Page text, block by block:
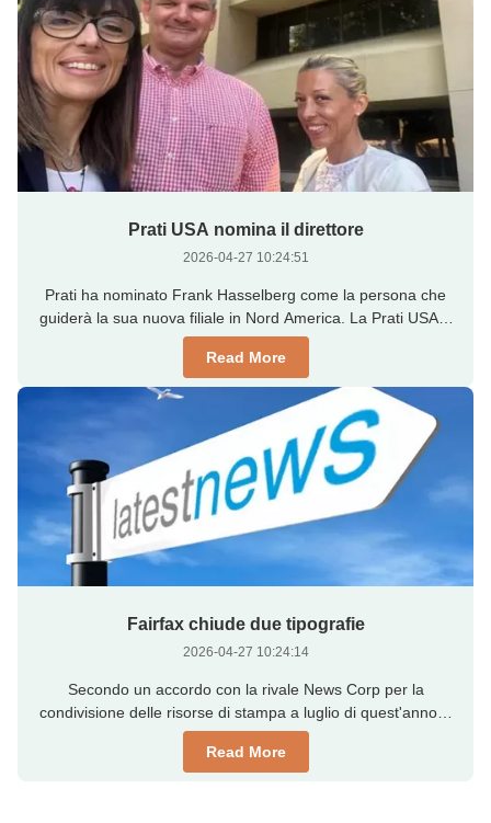
Prati USA nomina il direttore
2026-04-27 10:24:51
Prati ha nominato Frank Hasselberg come la persona che
guiderà la sua nuova filiale in Nord America. La Prati USA è
stata fondata per rafforzare il proprio impegno sul mercato
nordamericano. Hasselberg ha precedentemente lavorato
con Kocher+Beck, Heidelberg e Gallus in Nord America.
Hasselberg ha ...
Read More
Fairfax chiude due tipografie
2026-04-27 10:24:14
Secondo un accordo con la rivale News Corp per la
condivisione delle risorse di stampa a luglio di quest'anno, il
gigante australiano dei media Fairfax ha chiuso due
stabilimenti di stampa nel Queensland e nel Nuovo Galles
Read More